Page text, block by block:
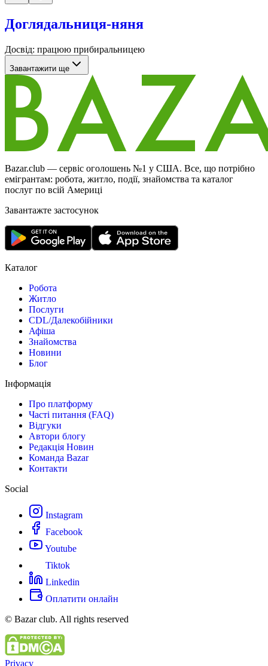
Доглядальниця-няня
Досвід: працюю прибиральницею
Завантажити ще
Bazar.club — сервіс оголошень №1 у США. Все, що потрібно
емігрантам: робота, житло, події, знайомства та каталог
послуг по всій Америці
Завантажте застосунок
Каталог
Робота
Житло
Послуги
CDL/Далекобійники
Афіша
Знайомства
Новини
Блог
Інформація
Про платформу
Часті питання (FAQ)
Відгуки
Автори блогу
Редакція Новин
Команда Bazar
Контакти
Social
Instagram
Facebook
Youtube
Tiktok
Linkedin
Оплатити онлайн
© Bazar club. All rights reserved
Privacy